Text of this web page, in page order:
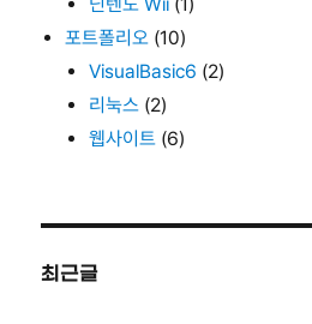
닌텐도 Wii (1)
포트폴리오 (10)
VisualBasic6 (2)
리눅스 (2)
웹사이트 (6)
최근글